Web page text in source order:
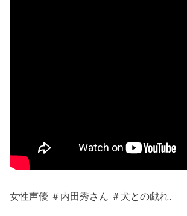
女性声優 ＃内田秀さん ＃犬との戯れ.